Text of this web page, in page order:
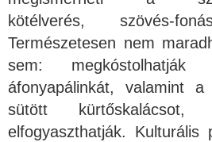
kötélverés, szövés-
Természetesen nem
sem:
áfonyapálinkát, valamint
sütött kürtőskalácsot,
elfogyaszthatják.